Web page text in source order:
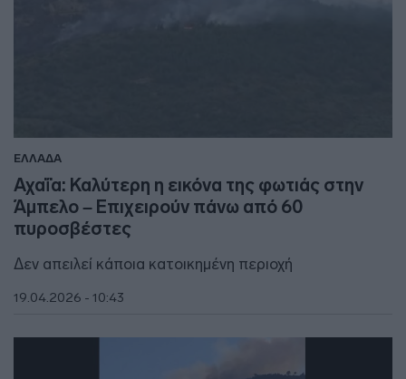
ΕΛΛΑΔΑ
Αχαΐα: Καλύτερη η εικόνα της φωτιάς στην
Άμπελο – Επιχειρούν πάνω από 60
πυροσβέστες
Δεν απειλεί κάποια κατοικημένη περιοχή
19.04.2026 - 10:43